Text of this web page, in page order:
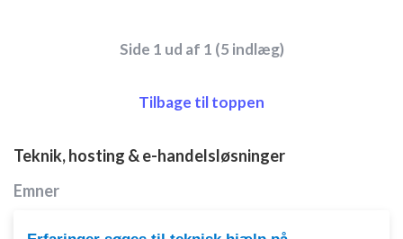
Side 1 ud af 1 (5 indlæg)
Tilbage til toppen
Teknik, hosting & e-handelsløsninger
Emner